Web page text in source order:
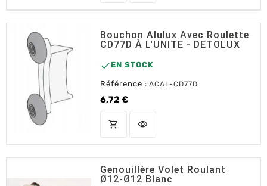
Bouchon Alulux Avec Roulette
CD77D À L'UNITE - DETOLUX
 EN STOCK
Référence : ACAL-CD77D
6,72 €
Prix
shopping_cart AJOUTER AU PANIER
visibility
Genouillère Volet Roulant
Ø12-Ø12 Blanc